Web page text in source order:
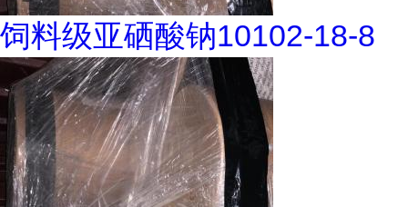
饲料级亚硒酸钠10102-18-8